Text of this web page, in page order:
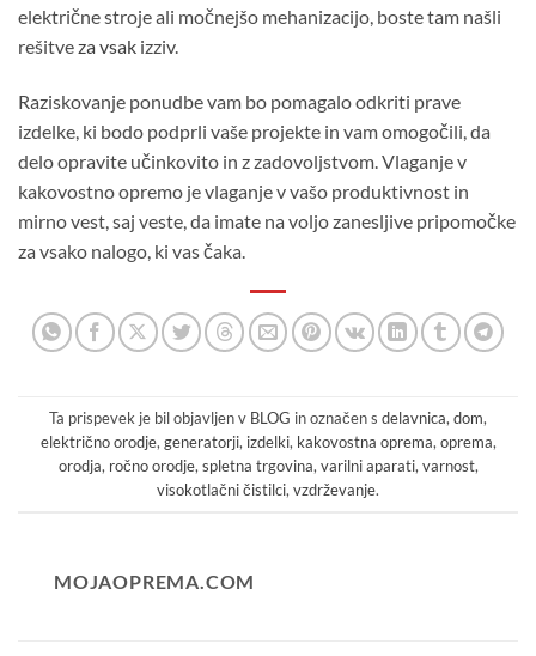
električne stroje ali močnejšo mehanizacijo, boste tam našli
rešitveza vsak izziv.
Raziskovanje ponudbe vam bo pomagalo odkriti prave
izdelke, ki bodo podprli vaše projekte in vam omogočili, da
delo opravite učinkovito in z zadovoljstvom. Vlaganje v
kakovostno opremo je vlaganje v vašo produktivnost in
mirno vest, saj veste, da imate na voljo zanesljive pripomočke
za vsako nalogo, ki vas čaka.
Ta prispevek je bil objavljen v BLOG in označen s delavnica, dom,
električno orodje, generatorji, izdelki, kakovostna oprema, oprema,
orodja, ročno orodje, spletna trgovina, varilni aparati, varnost,
visokotlačni čistilci, vzdrževanje.
MOJAOPREMA.COM